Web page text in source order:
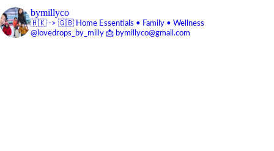
bymillyco
🇭🇰 -> 🇬🇧 Home Essentials • Family • Wellness
@lovedrops_by_milly 📩 bymillyco@gmail.com